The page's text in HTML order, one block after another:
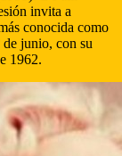
invita a
conocida como
junio, con su
1962.